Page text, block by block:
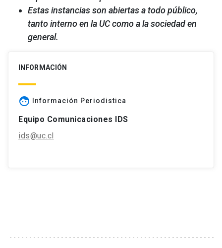
Estas instancias son abiertas a todo público,
tanto interno en la UC como a la sociedad en
general.
INFORMACIÓN
face Información Periodistica
Equipo Comunicaciones IDS
ids@uc.cl